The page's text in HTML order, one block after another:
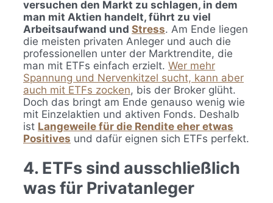
versuchen den Markt zu schlagen, in dem
man mit Aktien handelt, führt zu viel
Arbeitsaufwand und Stress. Am Ende liegen
die meisten privaten Anleger und auch die
professionellen unter der Marktrendite, die
man mit ETFs einfach erzielt. Wer mehr
Spannung und Nervenkitzel sucht, kann aber
auch mit ETFs zocken, bis der Broker glüht.
Doch das bringt am Ende genauso wenig wie
mit Einzelaktien und aktiven Fonds. Deshalb
ist Langeweile für die Rendite eher etwas
Positives und dafür eignen sich ETFs perfekt.
4. ETFs sind ausschließlich
was für Privatanleger